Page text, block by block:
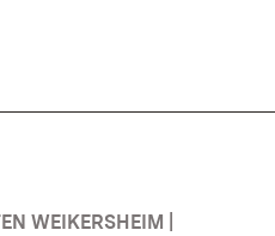
WEIKERSHEIM |